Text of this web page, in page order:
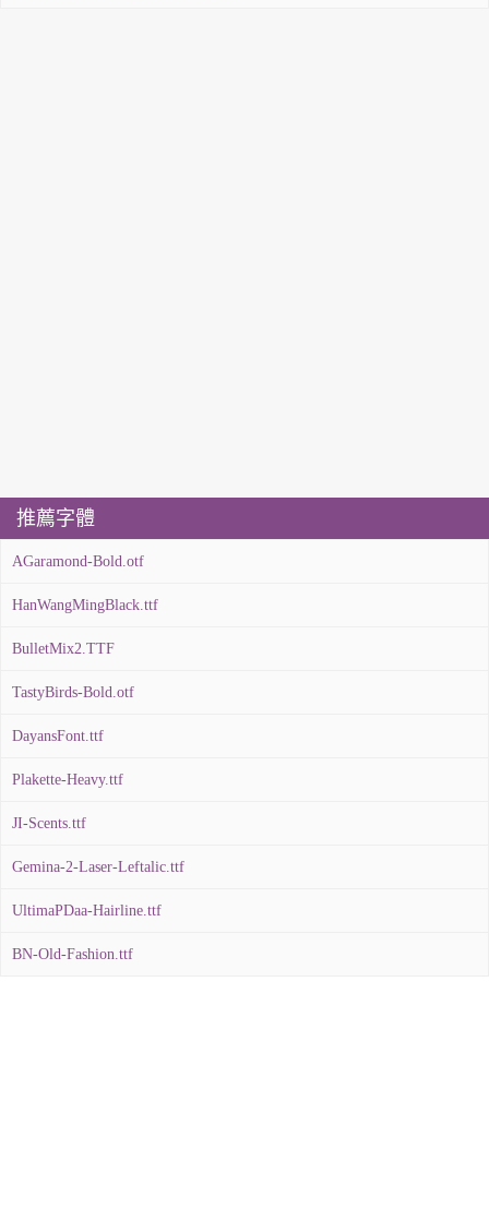
推薦字體
AGaramond-Bold.otf
HanWangMingBlack.ttf
BulletMix2.TTF
TastyBirds-Bold.otf
DayansFont.ttf
Plakette-Heavy.ttf
JI-Scents.ttf
Gemina-2-Laser-Leftalic.ttf
UltimaPDaa-Hairline.ttf
BN-Old-Fashion.ttf